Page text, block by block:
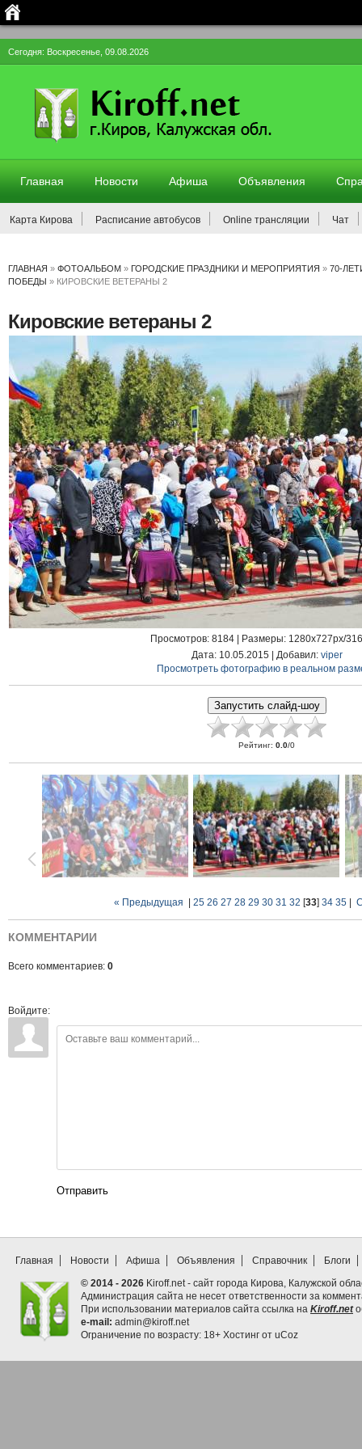
Сегодня: Воскресенье, 09.08.2026
Главная Новости Афиша Объявления
Карта Кирова Расписание автобусов Online трансляции Чат
ГЛАВНАЯ » ФОТОАЛЬБОМ » ГОРОДСКИЕ ПРАЗДНИКИ И МЕРОПРИЯТИЯ » 70-
ПОБЕДЫ » КИРОВСКИЕ ВЕТЕРАНЫ 2
Кировские ветераны 2
Просмотров: 8184 | Размеры: 1280x727px/
Дата: 10.05.2015 | Добавил: viper
Просмотреть фотографию в реальном
Рейтинг: 0.0/0
« Предыдущая 25 26 27 28 29 30 31 32 [33] 34 35|
КОММЕНТАРИИ
Всего комментариев: 0
Войдите:
Отправить
Главная Новости Афиша Объявления Справочник
Блоги
© 2014 - 2026 Kiroff.net - сайт города Кирова, Калужской
Администрация сайта не несет ответственности за
При использовании материалов сайта ссылка на Kiroff.net
e-mail: admin@kiroff.net
Ограничение по возрасту: 18+ Хостинг от uCoz